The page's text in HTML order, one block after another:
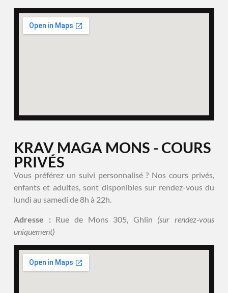
KRAV MAGA MONS - COURS
PRIVÉS
Vous préférez un suivi personnalisé ? Nos cours privés,
enfants et adultes, sont disponibles sur rendez-vous du
lundi au samedi de 8h à 22h.
Adresse : Rue de Mons 305, Ghlin (sur rendez-vous
uniquement)